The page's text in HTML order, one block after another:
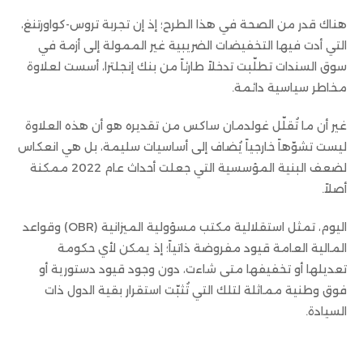
هناك قدر من الصحة في هذا الطرح؛ إذ إن تجربة تروس-كواورتنغ،
التي أدت فيها التخفيضات الضريبية غير الممولة إلى أزمة في
سوق السندات تطلّبت تدخلاً طارئاً من بنك إنجلترا، أسست لعلاوة
مخاطر سياسية دائمة.
غير أن ما تُقلّل غولدمان ساكس من تقديره هو أن هذه العلاوة
ليست تشوّهاً خارجياً يُضاف إلى أساسيات سليمة، بل هي انعكاس
لضعف البنية المؤسسية التي جعلت أحداث عام 2022 ممكنة
أصلاً.
اليوم، تمثل استقلالية مكتب مسؤولية الميزانية (OBR) وقواعد
المالية العامة قيود مفروضة ذاتياً؛ إذ يمكن لأي حكومة
تعديلها أو تخفيفها متى شاءت، دون وجود قيود دستورية أو
فوق وطنية مماثلة لتلك التي تُثبّت استقرار بقية الدول ذات
السيادة.